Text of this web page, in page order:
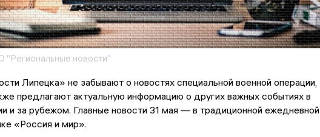
новости"
Липецка» не забывают о новостях специальной военной операции,
предлагают актуальную информацию о других важных событиях в
и за рубежом. Главные новости 31 мая — в традиционной ежедневной
«Россия и мир».